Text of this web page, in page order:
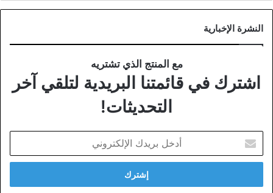
النشرة الإخبارية
مع المنتج الذي تشتريه
اشترك في قائمتنا البريدية لتلقي آخر
التحديثات!
بريدك
الإلكتروني